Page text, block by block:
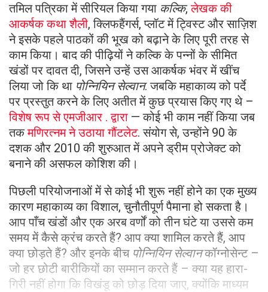
तमिल पत्रिका में सीरियल किया गया कल्कि,लेखक की
आकर्षक कथा शैली, क्लिफहैंगर्स, प्लॉट में ट्विस्ट और साज़िश
ने इसके पहले पाठकों की भूख को बढ़ाने के लिए पूरी तरह से
काम किया। बाद की पीढ़ियों ने कल्कि के पन्नों के सीमित
खंडों पर दावत दी, जिसने उन्हें उस आकर्षक भंवर में खींच
लिया जो कि था पोन्नियिन सेल्वान. जबकि महाकाव्य को पर्दे
पर प्रस्तुत करने के लिए अतीत में कुछ प्रयास किए गए थे –
विशेष रूप से एमजीआर . द्वारा — कोई भी काम नहीं किया जब
तकमणिरत्नम ने उठाया गौंटलेट. संयोग से, उन्होंने 90 के
दशक और 2010 की शुरुआत में अपने ड्रीम प्रोजेक्ट को
बनाने की असफल कोशिश की।
पिछली परियोजनाओं में से कोई भी शुरू नहीं होने का एक मुख्य
कारण महाकाव्य का विशाल, चुनौतीपूर्ण पैमाना हो सकता है।
आप पाँच खंडों और एक अरब वर्णों को तीन घंटे या उससे कम
समय में कैसे क्रंच करते हैं? आप क्या शामिल करते हैं, आप
क्या छोड़ते हैं? और इनके बीच पोन्नियिन सेल्वानकॉग्नोसेन्ट –
जो हर छोटी बारीकियों का सम्मान करते हैं – क्या यह हारा-
गिरी नहीं होगा कि विखंडू को छोड़ दिया जाए, क्योंकि माध्यम